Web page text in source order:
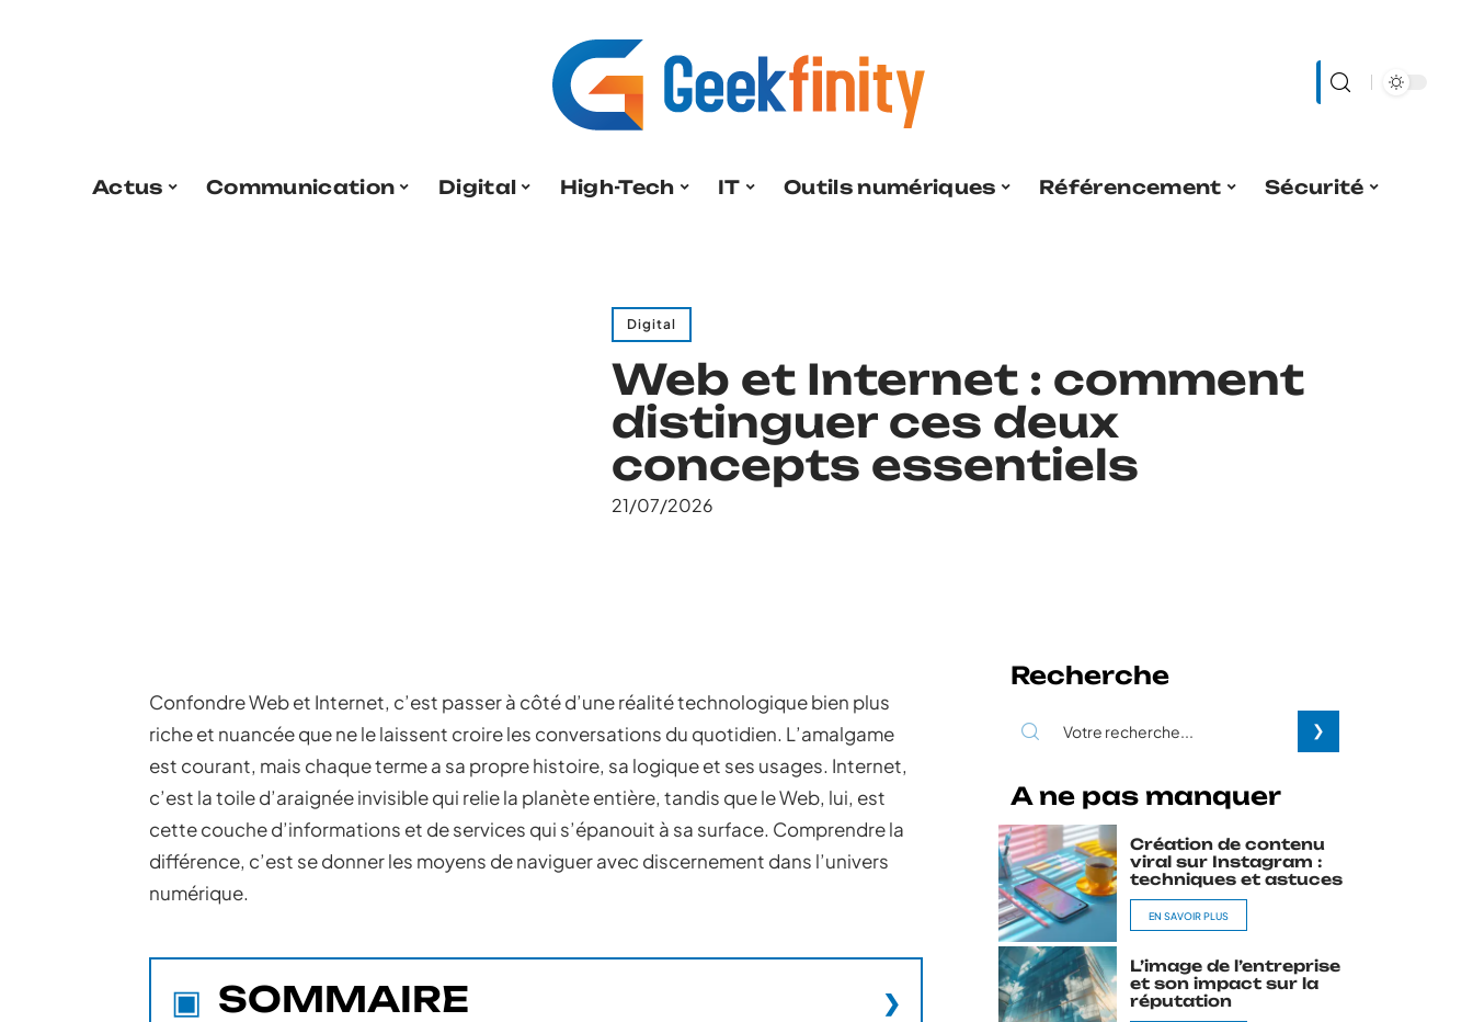
Actus Communication Digital High-Tech IT Outils numériques Référencement Sécurité
Digital
Web et Internet : comment
distinguer ces deux
concepts essentiels
21/07/2026
Confondre Web et Internet, c’est passer à côté d’une réalité technologique bien plus
riche et nuancée que ne le laissent croire les conversations du quotidien. L’amalgame
est courant, mais chaque terme a sa propre histoire, sa logique et ses usages. Internet,
c’est la toile d’araignée invisible qui relie la planète entière, tandis que le Web, lui, est
cette couche d’informations et de services qui s’épanouit à sa surface. Comprendre la
différence, c’est se donner les moyens de naviguer avec discernement dans l’univers
numérique.
SOMMAIRE
Recherche
A ne pas manquer
Création de contenu
viral sur Instagram :
techniques et astuces
EN SAVOIR PLUS
L’image de l’entreprise
et son impact sur la
réputation